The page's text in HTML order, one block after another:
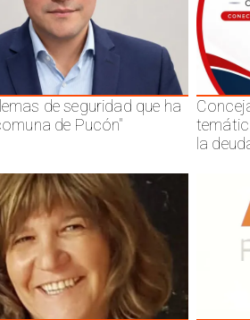
de seguridad que ha
de Pucón"
la